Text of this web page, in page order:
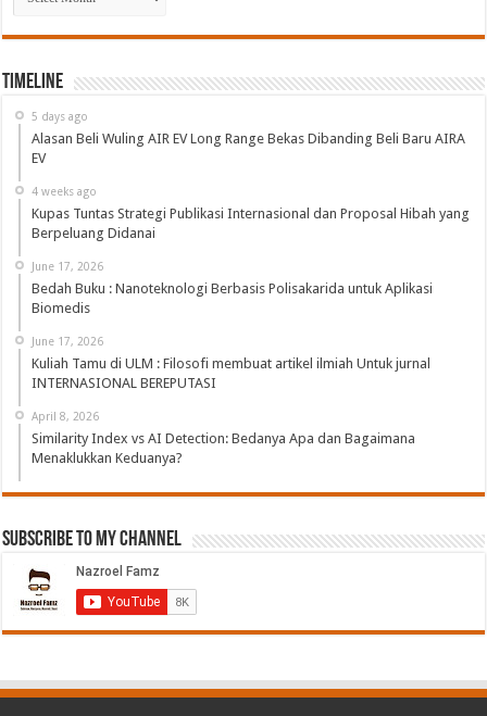
Timeline
5 days ago
Alasan Beli Wuling AIR EV Long Range Bekas Dibanding Beli Baru AIRA
EV
4 weeks ago
Kupas Tuntas Strategi Publikasi Internasional dan Proposal Hibah yang
Berpeluang Didanai
June 17, 2026
Bedah Buku : Nanoteknologi Berbasis Polisakarida untuk Aplikasi
Biomedis
June 17, 2026
Kuliah Tamu di ULM : Filosofi membuat artikel ilmiah Untuk jurnal
INTERNASIONAL BEREPUTASI
April 8, 2026
Similarity Index vs AI Detection: Bedanya Apa dan Bagaimana
Menaklukkan Keduanya?
Subscribe to My Channel